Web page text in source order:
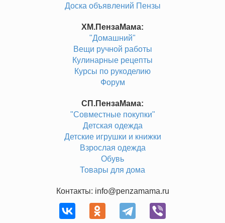
Доска объявлений Пензы
ХМ.ПензаМама:
"Домашний"
Вещи ручной работы
Кулинарные рецепты
Курсы по рукоделию
Форум
СП.ПензаМама:
"Совместные покупки"
Детская одежда
Детские игрушки и книжки
Взрослая одежда
Обувь
Товары для дома
Контакты: info@penzamama.ru